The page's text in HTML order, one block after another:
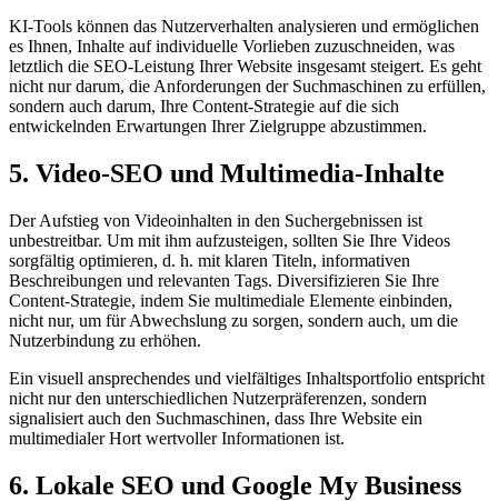
KI-Tools können das Nutzerverhalten analysieren und ermöglichen
es Ihnen, Inhalte auf individuelle Vorlieben zuzuschneiden, was
letztlich die SEO-Leistung Ihrer Website insgesamt steigert. Es geht
nicht nur darum, die Anforderungen der Suchmaschinen zu erfüllen,
sondern auch darum, Ihre Content-Strategie auf die sich
entwickelnden Erwartungen Ihrer Zielgruppe abzustimmen.
5. Video-SEO und Multimedia-Inhalte
Der Aufstieg von Videoinhalten in den Suchergebnissen ist
unbestreitbar. Um mit ihm aufzusteigen, sollten Sie Ihre Videos
sorgfältig optimieren, d. h. mit klaren Titeln, informativen
Beschreibungen und relevanten Tags. Diversifizieren Sie Ihre
Content-Strategie, indem Sie multimediale Elemente einbinden,
nicht nur, um für Abwechslung zu sorgen, sondern auch, um die
Nutzerbindung zu erhöhen.
Ein visuell ansprechendes und vielfältiges Inhaltsportfolio entspricht
nicht nur den unterschiedlichen Nutzerpräferenzen, sondern
signalisiert auch den Suchmaschinen, dass Ihre Website ein
multimedialer Hort wertvoller Informationen ist.
6. Lokale SEO und Google My Business